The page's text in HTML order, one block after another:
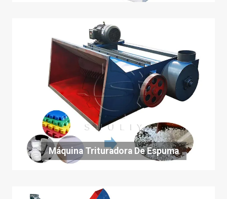
Máquina Trituradora De Espuma